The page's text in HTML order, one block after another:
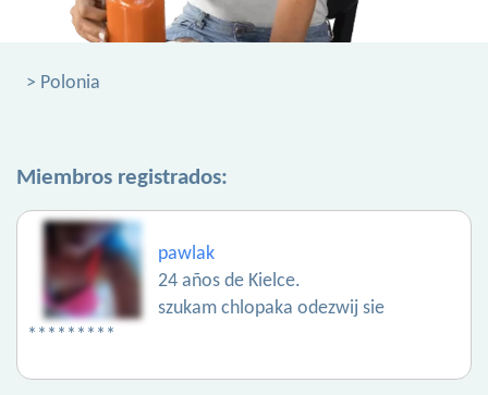
> Polonia
Miembros registrados:
pawlak
24 años de Kielce.
szukam chlopaka odezwij sie
*********